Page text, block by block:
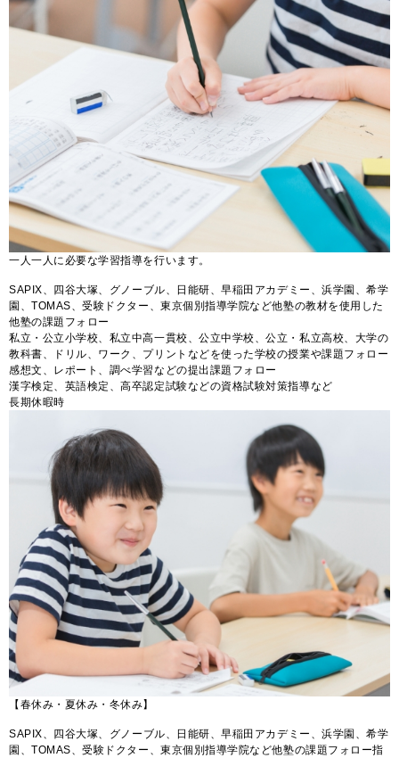
一人一人に必要な学習指導を行います。
SAPIX、四谷大塚、グノーブル、日能研、早稲田アカデミー、浜学園、希学
園、TOMAS、受験ドクター、東京個別指導学院など他塾の教材を使用した
他塾の課題フォロー
私立・公立小学校、私立中高一貫校、公立中学校、公立・私立高校、大学の
教科書、ドリル、ワーク、プリントなどを使った学校の授業や課題フォロー
感想文、レポート、調べ学習などの提出課題フォロー
漢字検定、英語検定、高卒認定試験などの資格試験対策指導など
長期休暇時
【春休み・夏休み・冬休み】
SAPIX、四谷大塚、グノーブル、日能研、早稲田アカデミー、浜学園、希学
園、TOMAS、受験ドクター、東京個別指導学院など他塾の課題フォロー指